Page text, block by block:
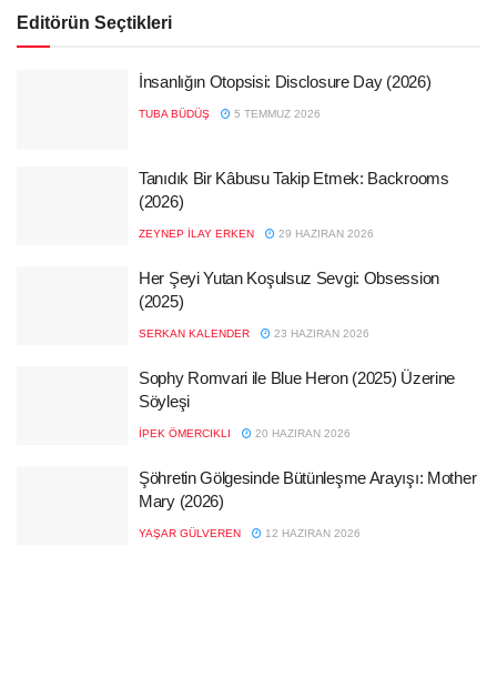
Editörün Seçtikleri
İnsanlığın Otopsisi: Disclosure Day (2026)
TUBA BÜDÜŞ 5 TEMMUZ 2026
Tanıdık Bir Kâbusu Takip Etmek: Backrooms
(2026)
ZEYNEP İLAY ERKEN 29 HAZIRAN 2026
Her Şeyi Yutan Koşulsuz Sevgi: Obsession
(2025)
SERKAN KALENDER 23 HAZIRAN 2026
Sophy Romvari ile Blue Heron (2025) Üzerine
Söyleşi
İPEK ÖMERCIKLI 20 HAZIRAN 2026
Şöhretin Gölgesinde Bütünleşme Arayışı: Mother
Mary (2026)
YAŞAR GÜLVEREN 12 HAZIRAN 2026